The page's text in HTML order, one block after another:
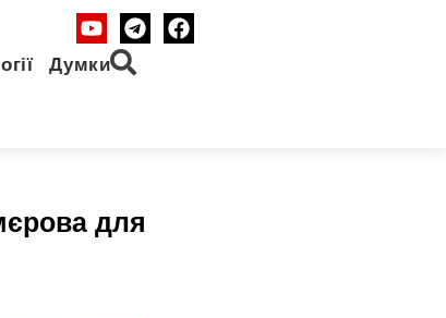
Думки
для